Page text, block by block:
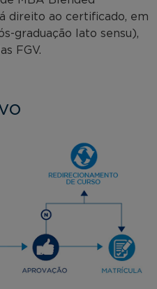
direito ao certificado, em
graduação lato sensu),
FGV.